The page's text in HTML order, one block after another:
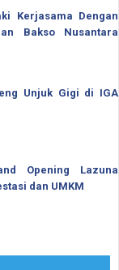
Kerjasama Dengan
Bakso Nusantara
Unjuk Gigi di IGA
Opening Lazuna
dan UMKM